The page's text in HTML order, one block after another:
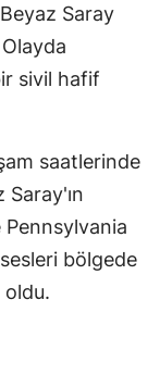
Saray
sivil hafif
saatlerinde
Pennsylvania
bölgede
oldu.